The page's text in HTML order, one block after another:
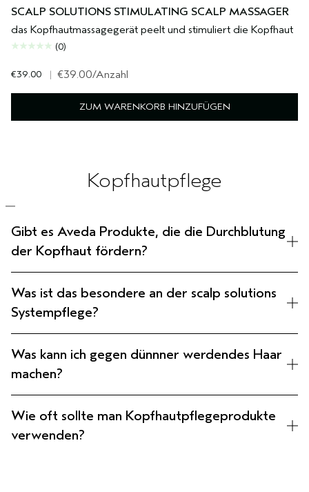
SCALP SOLUTIONS STIMULATING SCALP MASSAGER
das Kopfhautmassagegerät peelt und stimuliert die Kopfhaut
(0)
€39.00 | €39.00/Anzahl
ZUM WARENKORB HINZUFÜGEN
Kopfhautpflege
Gibt es Aveda Produkte, die die Durchblutung
der Kopfhaut fördern?
Was ist das besondere an der scalp solutions
Systempflege?
Was kann ich gegen dünnner werdendes Haar
machen?
Wie oft sollte man Kopfhautpflegeprodukte
verwenden?